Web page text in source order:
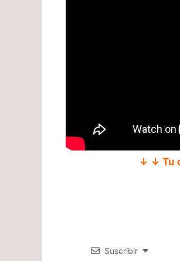
↓ ↓ Tu
Suscribir